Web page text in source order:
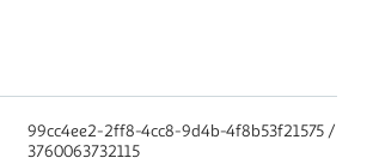
99cc4ee2-2ff8-4cc8-9d4b-4f8b53f21575 /
3760063732115